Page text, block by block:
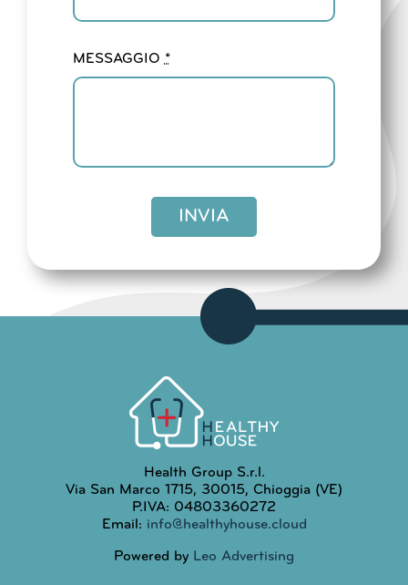
MESSAGGIO*
INVIA
Health Group S.r.l.
Via San Marco 1715, 30015, Chioggia (VE)
P.IVA: 04803360272
Email: info@healthyhouse.cloud
Powered by Leo Advertising